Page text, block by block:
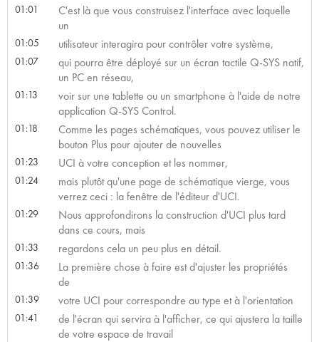
01:01
C'est là que vous construisez l'interface avec laquelle
un
01:05 utilisateur interagira pour contrôler votre système,
01:07
qui pourra être déployé sur un écran tactile Q-SYS natif,
un PC en réseau,
01:13
voir sur une tablette ou un smartphone à l'aide de notre
application Q-SYS Control.
01:18
Comme les pages schématiques, vous pouvez utiliser le
bouton Plus pour ajouter de nouvelles
01:23 UCI à votre conception et les nommer,
01:24
mais plutôt qu'une page de schématique vierge, vous
verrez ceci : la fenêtre de l'éditeur d'UCI.
01:29
Nous approfondirons la construction d'UCI plus tard
dans ce cours, mais
01:33 regardons cela un peu plus en détail.
01:36
La première chose à faire est d'ajuster les propriétés
de
01:39 votre UCI pour correspondre au type et à l'orientation
01:41
de l'écran qui servira à l'afficher, ce qui ajustera la taille
de votre espace de travail